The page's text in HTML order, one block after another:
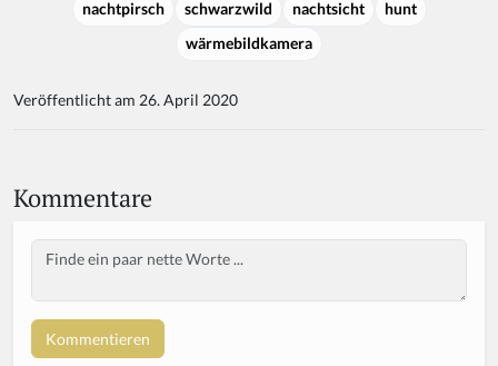
nachtpirsch
schwarzwild nachtsicht
hunt
wärmebildkamera
Veröffentlicht am 26. April 2020
Kommentare
Body